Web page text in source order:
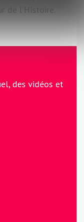
de l’Histoire.
des vidéos et